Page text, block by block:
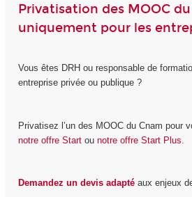
Privatisation des MOOC
uniquement pour les
Vous êtes DRH ou responsable de
entreprise privée ou publique ?
Privatisez l’un des MOOC du Cnam pour
notre offre Startou notre offre Start Plus.
Demandez un devis adaptéaux enjeux